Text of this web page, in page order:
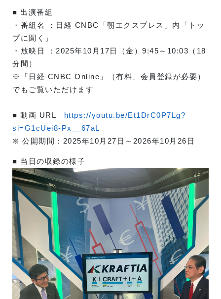
■ 出演番組
・番組名 ：日経 CNBC「朝エクスプレス」内「トッ
プに聞く」
・放映日 ：2025年10月17日（金）9:45～10:03（18
分間）
※「日経 CNBC Online」（有料、会員登録が必要）
でもご覧いただけます
■ 動画 URL https://youtu.be/Et1DrC0P7Lg?
si=G1cUei8-Px__67aL
※ 公開期間：2025年10月27日～2026年10月26日
■ 当日の収録の様子